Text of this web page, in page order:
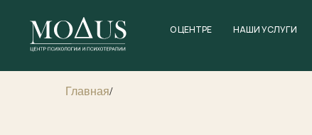
О ЦЕНТРЕ НАШИ УСЛУГИ
Главная/